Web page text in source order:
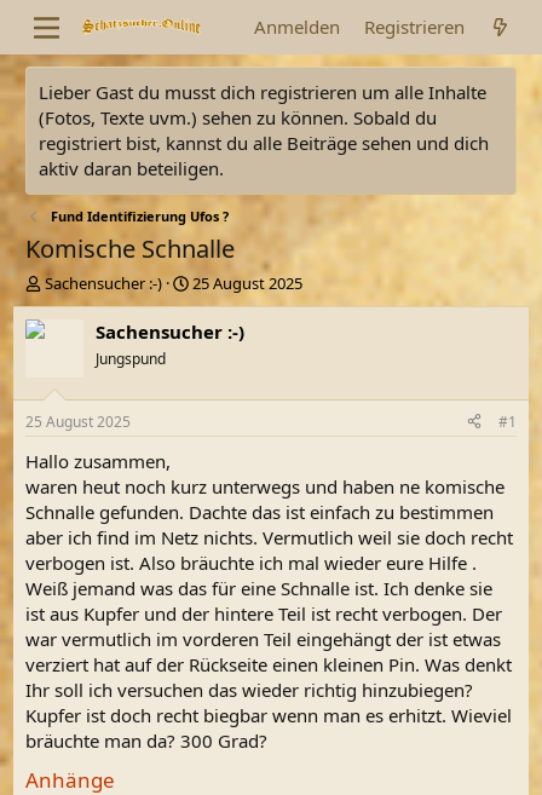
Anmelden Registrieren
Lieber Gast du musst dich registrieren um alle Inhalte
(Fotos, Texte uvm.) sehen zu können. Sobald du
registriert bist, kannst du alle Beiträge sehen und dich
aktiv daran beteiligen.
Fund Identifizierung Ufos ?
Komische Schnalle
E
r
s
e
r
Sachensucher :-)
E
r
s
t
25 August 2025
Sachensucher :-)
Jungspund
25 August 2025 #1
Hallo zusammen,
waren heut noch kurz unterwegs und haben ne komische
Schnalle gefunden. Dachte das ist einfach zu bestimmen
aber ich find im Netz nichts. Vermutlich weil sie doch recht
verbogen ist. Also bräuchte ich mal wieder eure Hilfe .
Weiß jemand was das für eine Schnalle ist. Ich denke sie
ist aus Kupfer und der hintere Teil ist recht verbogen. Der
war vermutlich im vorderen Teil eingehängt der ist etwas
verziert hat auf der Rückseite einen kleinen Pin. Was denkt
Ihr soll ich versuchen das wieder richtig hinzubiegen?
Kupfer ist doch recht biegbar wenn man es erhitzt. Wieviel
bräuchte man da? 300 Grad?
Anhänge